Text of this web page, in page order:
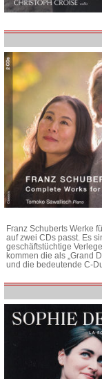
Franz Schuberts Werke
auf zwei CDs passt. Es
geschäftstüchtige
kommen die als „Grand
und die bedeutende C-